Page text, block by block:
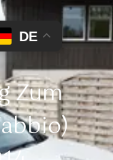
Zum
DE